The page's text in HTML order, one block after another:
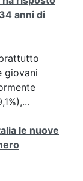
anni di
giovani
le nuove